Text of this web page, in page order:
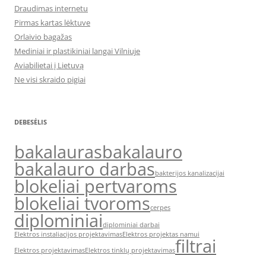
Draudimas internetu
Pirmas kartas lėktuve
Orlaivio bagažas
Mediniai ir plastikiniai langai Vilniuje
Aviabilietai į Lietuvą
Ne visi skraido pigiai
DEBESĖLIS
bakalaurasbakalauro
bakalauro darbasbakterijos kanalizacijai
blokeliai pertvaroms
blokeliai tvoromscerpes
diplominiaidiplominiai darbai
Elektros instaliacijos projektavimasElektros projektas namui
Elektros projektavimasElektros tinklų projektavimasfiltrai